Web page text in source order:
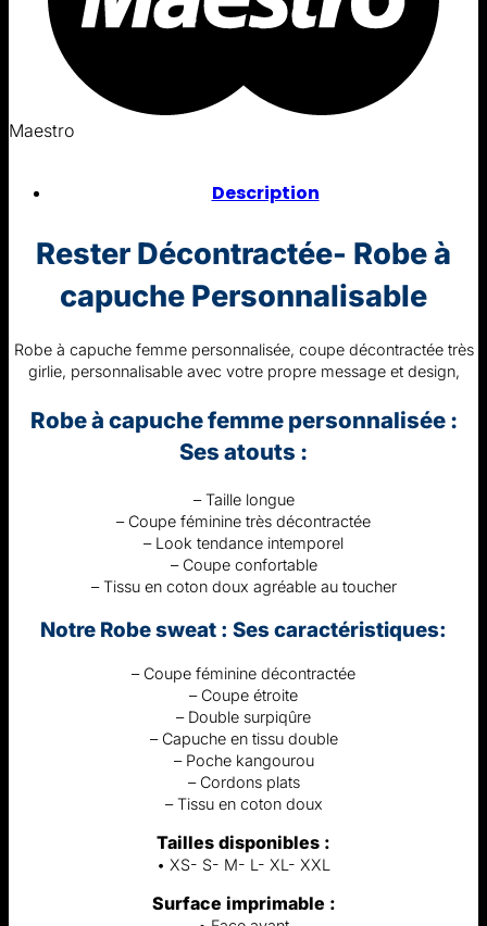
Maestro
Description
Rester Décontractée- Robe à
capuche Personnalisable
Robe à capuche femme personnalisée, coupe décontractée très
girlie, personnalisable avec votre propre message et design,
Robe à capuche femme personnalisée :
Ses atouts :
– Taille longue
– Coupe féminine très décontractée
– Look tendance intemporel
– Coupe confortable
– Tissu en coton doux agréable au toucher
Notre Robe sweat : Ses caractéristiques:
– Coupe féminine décontractée
– Coupe étroite
– Double surpiqûre
– Capuche en tissu double
– Poche kangourou
– Cordons plats
– Tissu en coton doux
Tailles disponibles :
• XS- S- M- L- XL- XXL
Surface imprimable :